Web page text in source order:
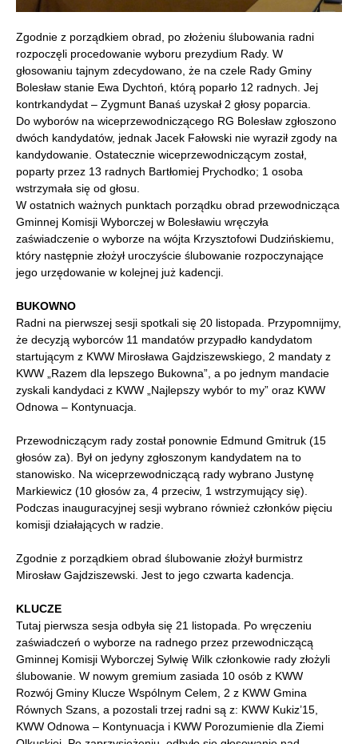
Zgodnie z porządkiem obrad, po złożeniu ślubowania radni
rozpoczęli procedowanie wyboru prezydium Rady. W
głosowaniu tajnym zdecydowano, że na czele Rady Gminy
Bolesław stanie Ewa Dychtoń, którą poparło 12 radnych. Jej
kontrkandydat – Zygmunt Banaś uzyskał 2 głosy poparcia.
Do wyborów na wiceprzewodniczącego RG Bolesław zgłoszono
dwóch kandydatów, jednak Jacek Fałowski nie wyraził zgody na
kandydowanie. Ostatecznie wiceprzewodniczącym został,
poparty przez 13 radnych Bartłomiej Prychodko; 1 osoba
wstrzymała się od głosu.
W ostatnich ważnych punktach porządku obrad przewodnicząca
Gminnej Komisji Wyborczej w Bolesławiu wręczyła
zaświadczenie o wyborze na wójta Krzysztofowi Dudzińskiemu,
który następnie złożył uroczyście ślubowanie rozpoczynające
jego urzędowanie w kolejnej już kadencji.
BUKOWNO
Radni na pierwszej sesji spotkali się 20 listopada. Przypomnijmy,
że decyzją wyborców 11 mandatów przypadło kandydatom
startującym z KWW Mirosława Gajdziszewskiego, 2 mandaty z
KWW „Razem dla lepszego Bukowna”, a po jednym mandacie
zyskali kandydaci z KWW „Najlepszy wybór to my” oraz KWW
Odnowa – Kontynuacja.
Przewodniczącym rady został ponownie Edmund Gmitruk (15
głosów za). Był on jedyny zgłoszonym kandydatem na to
stanowisko. Na wiceprzewodniczącą rady wybrano Justynę
Markiewicz (10 głosów za, 4 przeciw, 1 wstrzymujący się).
Podczas inauguracyjnej sesji wybrano również członków pięciu
komisji działających w radzie.
Zgodnie z porządkiem obrad ślubowanie złożył burmistrz
Mirosław Gajdziszewski. Jest to jego czwarta kadencja.
KLUCZE
Tutaj pierwsza sesja odbyła się 21 listopada. Po wręczeniu
zaświadczeń o wyborze na radnego przez przewodniczącą
Gminnej Komisji Wyborczej Sylwię Wilk członkowie rady złożyli
ślubowanie. W nowym gremium zasiada 10 osób z KWW
Rozwój Gminy Klucze Wspólnym Celem, 2 z KWW Gmina
Równych Szans, a pozostali trzej radni są z: KWW Kukiz’15,
KWW Odnowa – Kontynuacja i KWW Porozumienie dla Ziemi